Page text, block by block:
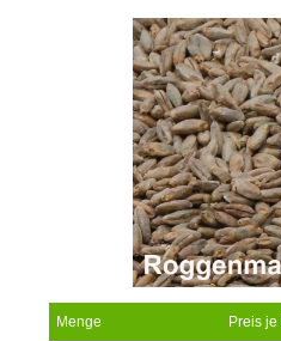
Bildergalerie überspringen
Menge Preis je